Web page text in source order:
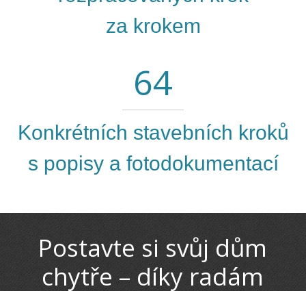
za krokem
64
Konkrétních stavebních kroků
s popisy a fotodokumentací
Postavte si svůj dům
chytře – díky radám